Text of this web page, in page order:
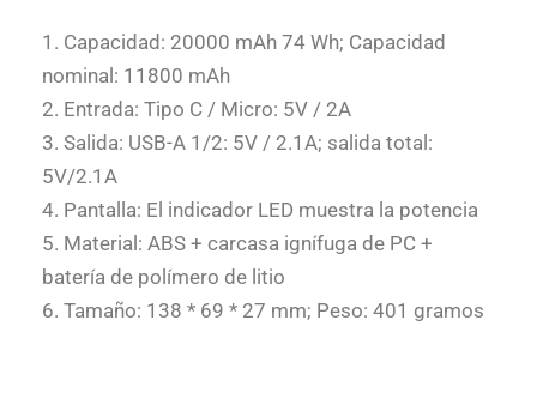
1. Capacidad: 20000 mAh 74 Wh; Capacidad
nominal: 11800 mAh
2. Entrada: Tipo C / Micro: 5V / 2A
3. Salida: USB-A 1/2: 5V / 2.1A; salida total:
5V/2.1A
4. Pantalla: El indicador LED muestra la potencia
5. Material: ABS + carcasa ignífuga de PC +
batería de polímero de litio
6. Tamaño: 138 * 69 * 27 mm; Peso: 401 gramos